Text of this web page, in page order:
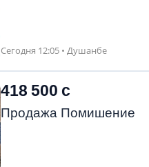
Сегодня 12:05 • Душанбе
418 500 с
Продажа Помишение